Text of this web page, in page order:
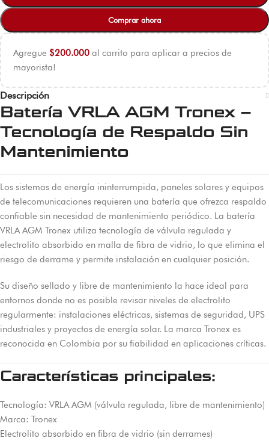
Comprar ahora
Agregue $200.000 al carrito para aplicar a precios de
mayorista!
Descripción
Batería VRLA AGM Tronex –
Tecnología de Respaldo Sin
Mantenimiento
Los sistemas de energía ininterrumpida, paneles solares y equipos
de telecomunicaciones requieren una batería que ofrezca respaldo
confiable sin necesidad de mantenimiento periódico. La batería
VRLA AGM Tronex utiliza tecnología de válvula regulada y
electrolito absorbido en malla de fibra de vidrio, lo que elimina el
riesgo de derrame y permite instalación en cualquier posición.
Su diseño sellado y libre de mantenimiento la hace ideal para
entornos donde no es posible revisar niveles de electrolito
regularmente: instalaciones eléctricas, sistemas de seguridad, UPS
industriales y proyectos de energía solar. La marca Tronex es
reconocida en Colombia por su fiabilidad en aplicaciones críticas.
Características principales:
Tecnología: VRLA AGM (válvula regulada, libre de mantenimiento)
Marca: Tronex
Electrolito absorbido en fibra de vidrio (sin derrames)